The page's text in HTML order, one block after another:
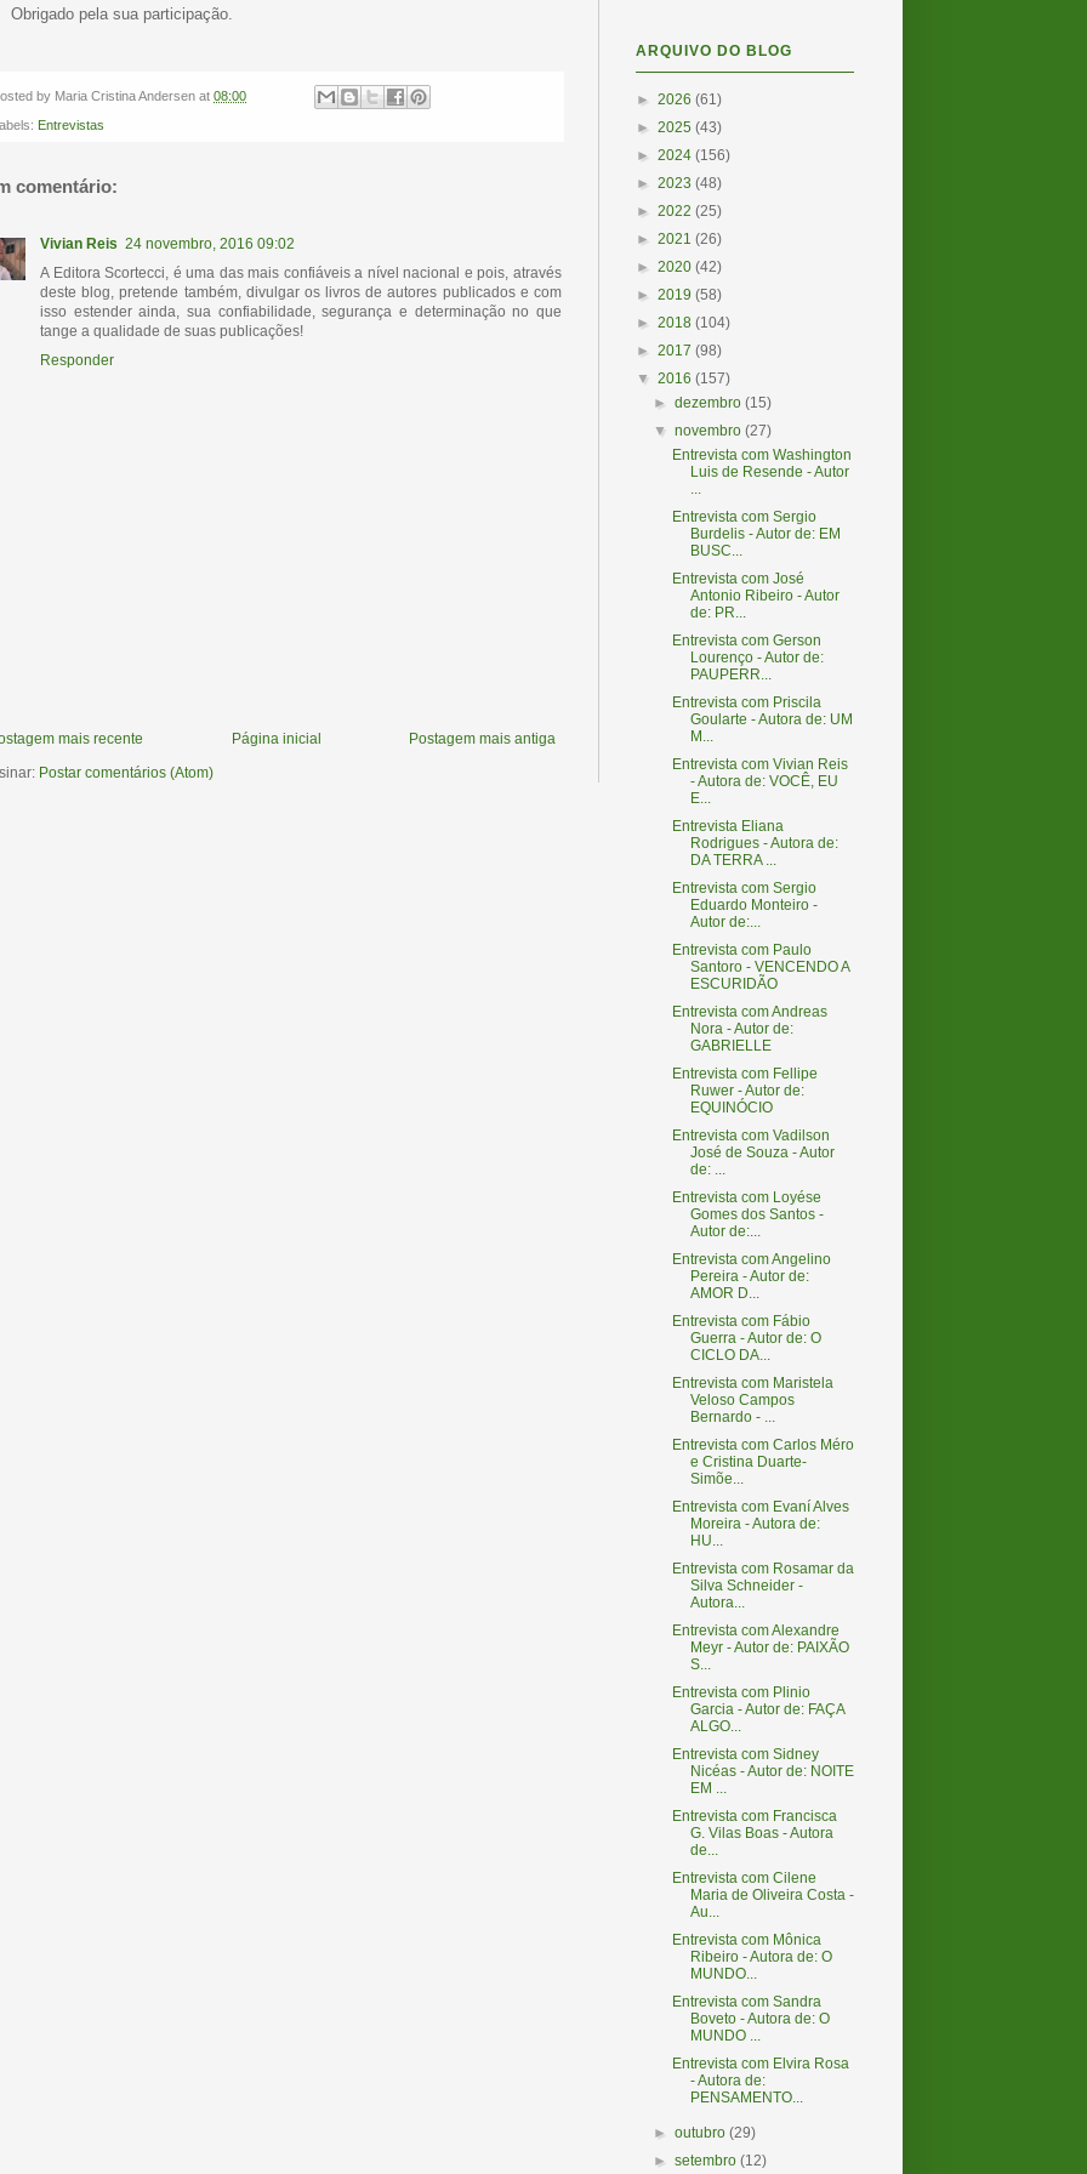
Obrigado pela sua participação.
by Maria Cristina Andersen at 08:00
Entrevistas
comentário:
Vivian Reis 24 novembro, 2016 09:02
A Editora Scortecci, é uma das mais confiáveis a nível nacional e pois, através
deste blog, pretende também, divulgar os livros de autores publicados e com
isso estender ainda, sua confiabilidade, segurança e determinação no que
tange a qualidade de suas publicações!
Responder
mais recente Postagem mais antiga
Página inicial
Postar comentários (Atom)
ARQUIVO DO BLOG
► 2026 (61)
► 2025 (43)
► 2024 (156)
► 2023 (48)
► 2022 (25)
► 2021 (26)
► 2020 (42)
► 2019 (58)
► 2018 (104)
► 2017 (98)
▼ 2016 (157)
►dezembro(15)
▼novembro(27)
Entrevista com Washington
Luis de Resende - Autor
...
Entrevista com Sergio
Burdelis - Autor de: EM
BUSC...
Entrevista com José
Antonio Ribeiro - Autor
de: PR...
Entrevista com Gerson
Lourenço - Autor de:
PAUPERR...
Entrevista com Priscila
Goularte - Autora de: UM
M...
Entrevista com Vivian Reis
- Autora de: VOCÊ, EU
E...
Entrevista Eliana
Rodrigues - Autora de:
DA TERRA ...
Entrevista com Sergio
Eduardo Monteiro -
Autor de:...
Entrevista com Paulo
Santoro - VENCENDO A
ESCURIDÃO
Entrevista com Andreas
Nora - Autor de:
GABRIELLE
Entrevista com Fellipe
Ruwer - Autor de:
EQUINÓCIO
Entrevista com Vadilson
José de Souza - Autor
de: ...
Entrevista com Loyése
Gomes dos Santos -
Autor de:...
Entrevista com Angelino
Pereira - Autor de:
AMOR D...
Entrevista com Fábio
Guerra - Autor de: O
CICLO DA...
Entrevista com Maristela
Veloso Campos
Bernardo - ...
Entrevista com Carlos Méro
e Cristina Duarte-
Simõe...
Entrevista com Evaní Alves
Moreira - Autora de:
HU...
Entrevista com Rosamar da
Silva Schneider -
Autora...
Entrevista com Alexandre
Meyr - Autor de: PAIXÃO
S...
Entrevista com Plinio
Garcia - Autor de: FAÇA
ALGO...
Entrevista com Sidney
Nicéas - Autor de: NOITE
EM ...
Entrevista com Francisca
G. Vilas Boas - Autora
de...
Entrevista com Cilene
Maria de Oliveira Costa -
Au...
Entrevista com Mônica
Ribeiro - Autora de: O
MUNDO...
Entrevista com Sandra
Boveto - Autora de: O
MUNDO ...
Entrevista com Elvira Rosa
- Autora de:
PENSAMENTO...
►outubro(29)
►setembro(12)